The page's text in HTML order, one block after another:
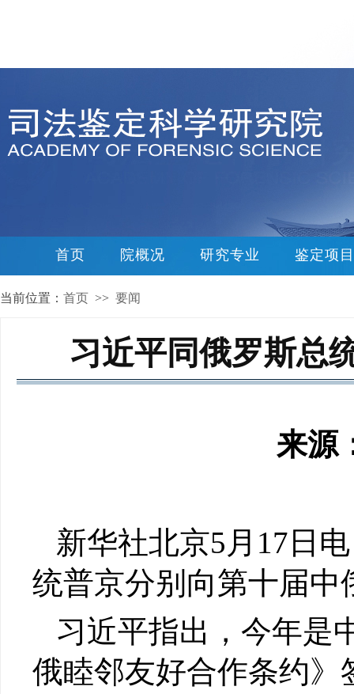
首页 院概况 研究专业 鉴定项目
当前位置： 首页 >> 要闻
习近平同俄罗斯总
来源
新华社北京5月17日
统普京分别向第十届中
习近平指出，今年是
俄睦邻友好合作条约》